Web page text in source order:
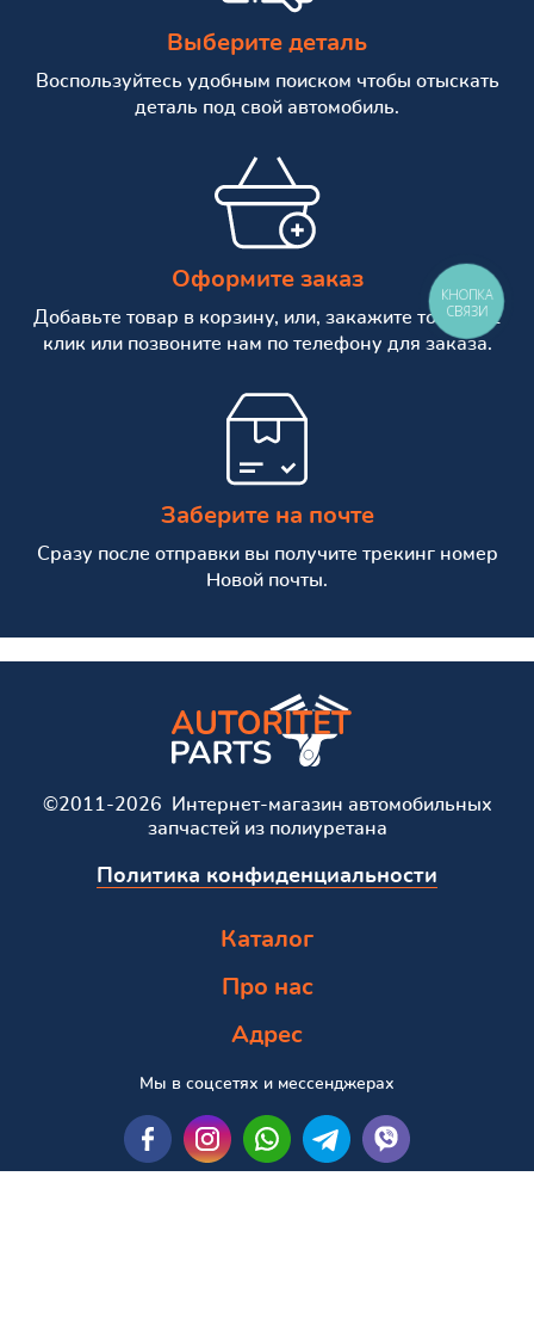
Выберите деталь
Воспользуйтесь удобным поиском чтобы отыскать
деталь под свой автомобиль.
Оформите заказ
Добавьте товар в корзину, или, закажите товар в 1
клик или позвоните нам по телефону для заказа.
Заберите на почте
Сразу после отправки вы получите трекинг номер
Новой почты.
©2011-2026 Интернет-магазин автомобильных
запчастей из полиуретана
Политика конфиденциальности
Каталог
Про нас
Адрес
Мы в соцсетях и мессенджерах
КНОПКА
СВЯЗИ